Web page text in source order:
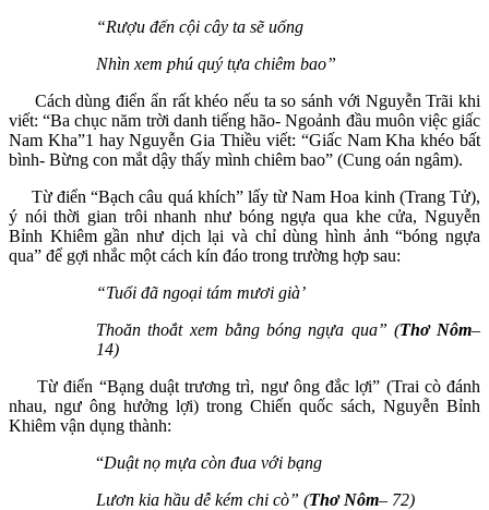
“Rượu đến cội cây ta sẽ uống
Nhìn xem phú quý tựa chiêm bao”
Cách dùng điển ẩn rất khéo nếu ta so sánh với Nguyễn Trãi khi
viết: “Ba chục năm trời danh tiếng hão- Ngoảnh đầu muôn việc giấc
Nam Kha”1 hay Nguyễn Gia Thiều viết: “Giấc Nam Kha khéo bất
bình- Bừng con mắt dậy thấy mình chiêm bao” (Cung oán ngâm).
Từ điển “Bạch câu quá khích” lấy từ Nam Hoa kinh (Trang Tử),
ý nói thời gian trôi nhanh như bóng ngựa qua khe cửa, Nguyễn
Bỉnh Khiêm gần như dịch lại và chỉ dùng hình ảnh “bóng ngựa
qua” để gợi nhắc một cách kín đáo trong trường hợp sau:
“Tuổi đã ngoại tám mươi già’
Thoăn thoắt xem bằng bóng ngựa qua” (Thơ Nôm–
14)
Từ điển “Bạng duật trương trì, ngư ông đắc lợi” (Trai cò đánh
nhau, ngư ông hưởng lợi) trong Chiến quốc sách, Nguyễn Bỉnh
Khiêm vận dụng thành:
“Duật nọ mựa còn đua với bạng
Lươn kia hầu dễ kém chi cò” (Thơ Nôm– 72)